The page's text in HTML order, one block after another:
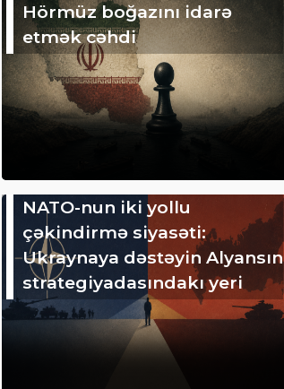
Hörmüz boğazını idarə
etmək cəhdi
NATO-nun iki yollu
çəkindirmə siyasəti:
Ukraynaya dəstəyin Alyansın
strategiyadasındakı yeri